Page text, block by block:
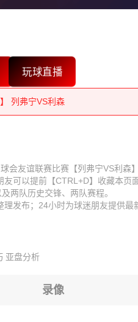
玩球直播
列弗宁VS利森
列弗宁VS利森
列弗宁VS利森
列弗宁VS利森
列弗宁VS利森
列弗宁VS利森
列弗宁VS利森
列弗宁VS利森
列弗宁VS利森
列弗宁VS利森
友谊联赛比赛【列弗宁VS利森】
可以提前【CTRL+D】收藏本页
两队历史交锋、两队赛程。
发布；24小时为球迷朋友提供最
亚盘分析
录像